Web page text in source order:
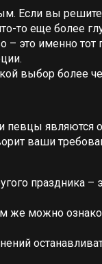
Если вы решите
то еще более
это именно тот
выбор более
певцы являются
ваши
праздника –
же можно